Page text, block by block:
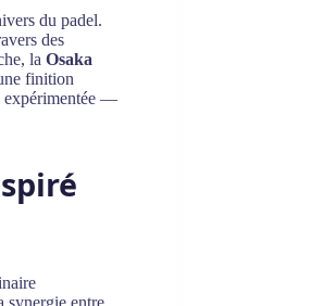
du padel.
des
laOsaka
finition
expérimentée —